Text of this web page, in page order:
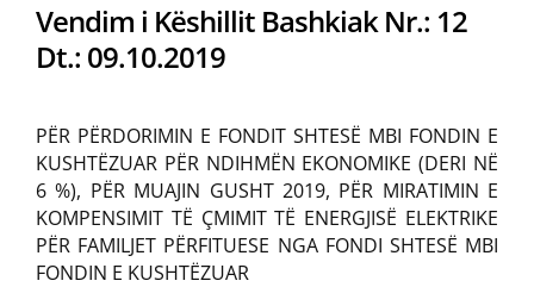
Vendim i Këshillit Bashkiak Nr.: 12
Dt.: 09.10.2019
PËR PËRDORIMIN E FONDIT SHTESË MBI FONDIN E
KUSHTËZUAR PËR NDIHMËN EKONOMIKE (DERI NË
6 %), PËR MUAJIN GUSHT 2019, PËR MIRATIMIN E
KOMPENSIMIT TË ÇMIMIT TË ENERGJISË ELEKTRIKE
PËR FAMILJET PËRFITUESE NGA FONDI SHTESË MBI
FONDIN E KUSHTËZUAR